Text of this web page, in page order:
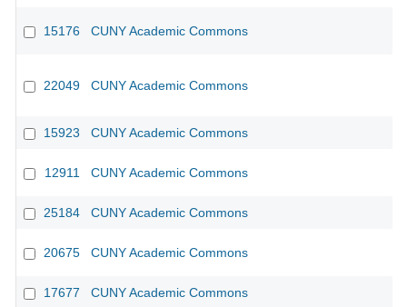
15176 CUNY Academic Commons
22049 CUNY Academic Commons
15923 CUNY Academic Commons
12911 CUNY Academic Commons
25184 CUNY Academic Commons
20675 CUNY Academic Commons
17677 CUNY Academic Commons